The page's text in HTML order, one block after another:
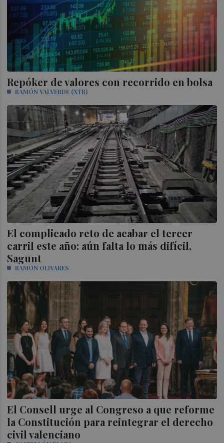
Repóker de valores con recorrido en bolsa
RAMÓN VALVERDE (XTB)
El complicado reto de acabar el tercer
carril este año: aún falta lo más difícil,
Sagunt
RAMON OLIVARES
El Consell urge al Congreso a que reforme
la Constitución para reintegrar el derecho
civil valenciano